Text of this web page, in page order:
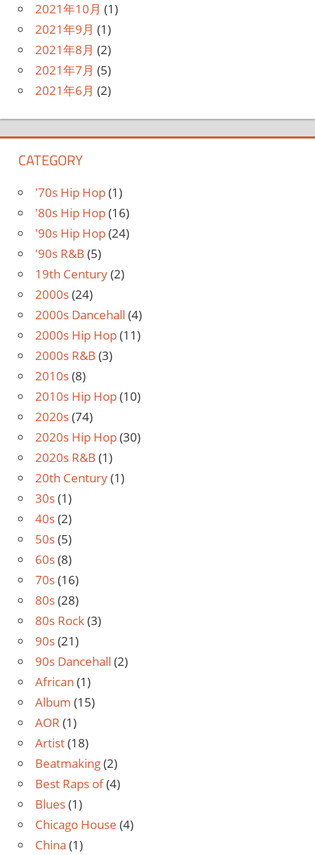
2021年10月 (1)
2021年9月 (1)
2021年8月 (2)
2021年7月 (5)
2021年6月 (2)
CATEGORY
'70s Hip Hop(1)
'80s Hip Hop(16)
'90s Hip Hop(24)
'90s R&B (5)
19th Century(2)
2000s(24)
2000s Dancehall (4)
2000s Hip Hop(11)
2000s R&B (3)
2010s(8)
2010s Hip Hop(10)
2020s(74)
2020s Hip Hop(30)
2020s R&B (1)
20th Century(1)
30s(1)
40s(2)
50s(5)
60s(8)
70s(16)
80s(28)
80s Rock(3)
90s(21)
90s Dancehall (2)
African (1)
Album (15)
AOR (1)
Artist(18)
Beatmaking(2)
Best Raps of(4)
Blues(1)
Chicago House (4)
China (1)